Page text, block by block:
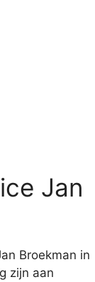
Jan
Broekman in
zijn aan